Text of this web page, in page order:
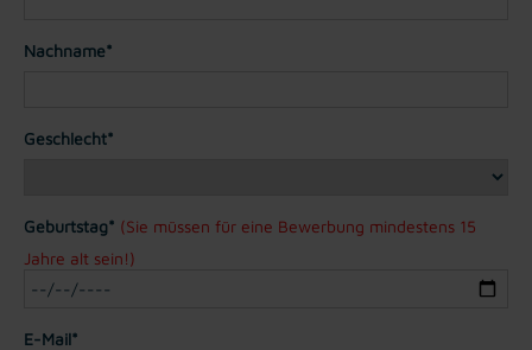
Nachname*
Geschlecht*
Geburtstag* (Sie müssen für eine Bewerbung mindestens 15
Jahre alt sein!)
E-Mail*